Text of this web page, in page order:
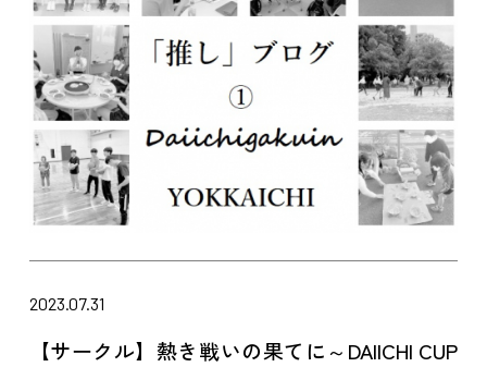
2023.07.31
【サークル】熱き戦いの果てに～DAIICHI CUP